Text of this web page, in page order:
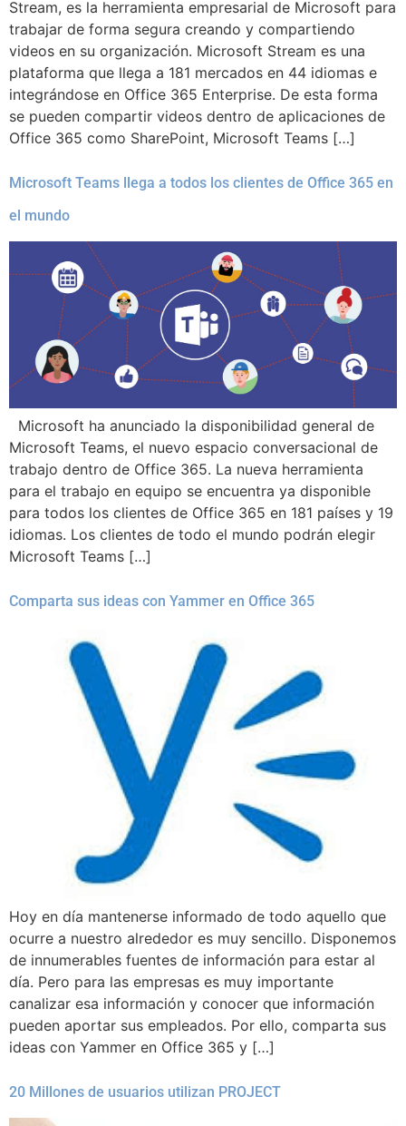
Stream, es la herramienta empresarial de Microsoft para
trabajar de forma segura creando y compartiendo
videos en su organización. Microsoft Stream es una
plataforma que llega a 181 mercados en 44 idiomas e
integrándose en Office 365 Enterprise. De esta forma
se pueden compartir videos dentro de aplicaciones de
Office 365 como SharePoint, Microsoft Teams […]
Microsoft Teams llega a todos los clientes de Office 365 en
el mundo
Microsoft ha anunciado la disponibilidad general de
Microsoft Teams, el nuevo espacio conversacional de
trabajo dentro de Office 365. La nueva herramienta
para el trabajo en equipo se encuentra ya disponible
para todos los clientes de Office 365 en 181 países y 19
idiomas. Los clientes de todo el mundo podrán elegir
Microsoft Teams […]
Comparta sus ideas con Yammer en Office 365
Hoy en día mantenerse informado de todo aquello que
ocurre a nuestro alrededor es muy sencillo. Disponemos
de innumerables fuentes de información para estar al
día. Pero para las empresas es muy importante
canalizar esa información y conocer que información
pueden aportar sus empleados. Por ello, comparta sus
ideas con Yammer en Office 365 y […]
20 Millones de usuarios utilizan PROJECT